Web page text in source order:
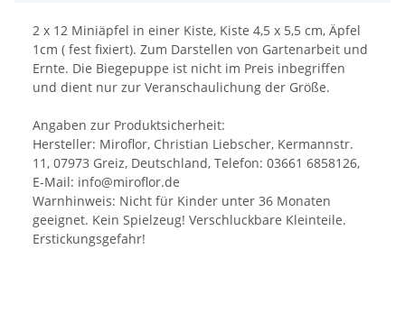
2 x 12 Miniäpfel in einer Kiste, Kiste 4,5 x 5,5 cm, Äpfel
1cm ( fest fixiert). Zum Darstellen von Gartenarbeit und
Ernte. Die Biegepuppe ist nicht im Preis inbegriffen
und dient nur zur Veranschaulichung der Größe.
Angaben zur Produktsicherheit:
Hersteller: Miroflor, Christian Liebscher, Kermannstr.
11, 07973 Greiz, Deutschland, Telefon: 03661 6858126,
E-Mail: info@miroflor.de
Warnhinweis: Nicht für Kinder unter 36 Monaten
geeignet. Kein Spielzeug! Verschluckbare Kleinteile.
Erstickungsgefahr!